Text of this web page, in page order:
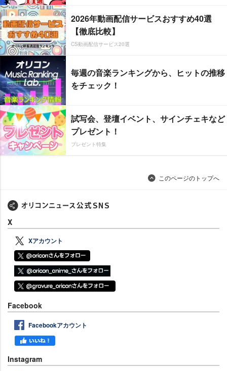
2026年動画配信サービスおすすめ40選
【徹底比較】
CS動画配信サービス20選
毎週の音楽ランキングから、ヒットの推移
をチェック！
試写会、登壇イベント、サインチェキなど
プレゼント！
プレゼント特集
このページのトップへ
X
Xアカウント
Facebook
Facebookアカウント
Instagram